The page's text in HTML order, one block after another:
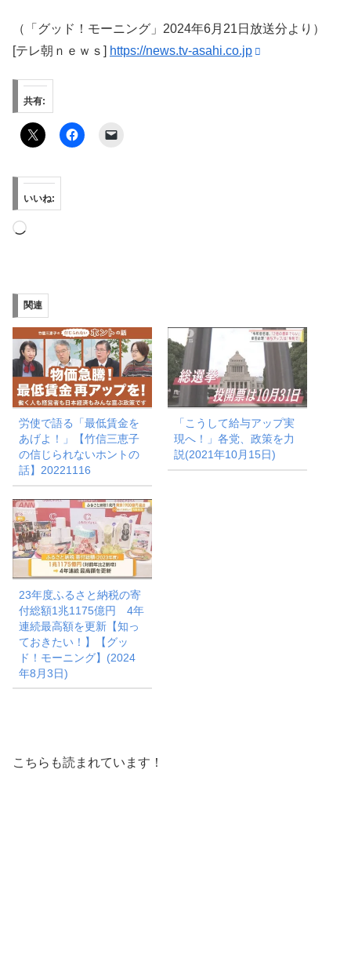
（「グッド！モーニング」2024年6月21日放送分より）
[テレ朝ｎｅｗｓ] https://news.tv-asahi.co.jp
共有:
いいね:
読
み
中…
関連
労使で語る「最低賃金を
あげよ！」【竹信三恵子
の信じられないホントの
話】20221116
「こうして給与アップ実
現へ！」各党、政策を力
説(2021年10月15日)
23年度ふるさと納税の寄
付総額1兆1175億円 4年
連続最高額を更新【知っ
ておきたい！】【グッ
ド！モーニング】(2024
年8月3日)
こちらも読まれています！